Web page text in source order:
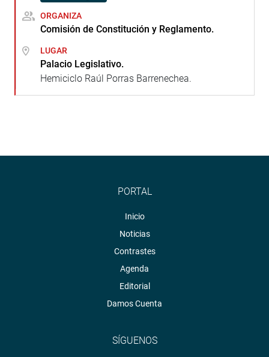
ORGANIZA
Comisión de Constitución y Reglamento.
LUGAR
Palacio Legislativo.
Hemiciclo Raúl Porras Barrenechea.
PORTAL
Inicio
Noticias
Contrastes
Agenda
Editorial
Damos Cuenta
SÍGUENOS